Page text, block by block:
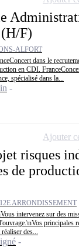
F)
ALFORT
dans le
en CDI.
spécialisé dans la...
risques
de
ARRONDISSEMENT
intervenez sur des
principales
des...
Ajouter